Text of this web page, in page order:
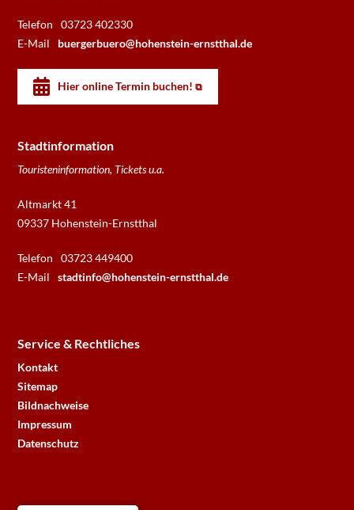
Telefon
03723 402330
E-Mail
buergerbuero@hohenstein-ernstthal.de
Hier online Termin buchen!
Stadtinformation
Touristeninformation, Tickets u.a.
Altmarkt 41
09337 Hohenstein-Ernstthal
Telefon
03723 449400
E-Mail
stadtinfo@hohenstein-ernstthal.de
Service & Rechtliches
Kontakt
Sitemap
Bildnachweise
Impressum
Datenschutz